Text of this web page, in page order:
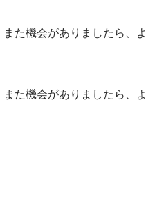
た機会がありましたら、よ
た機会がありましたら、よ